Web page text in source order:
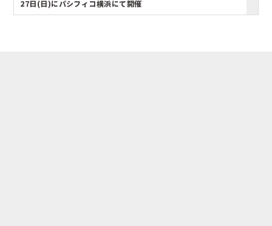
27日(日)にパシフィコ横浜にて開催